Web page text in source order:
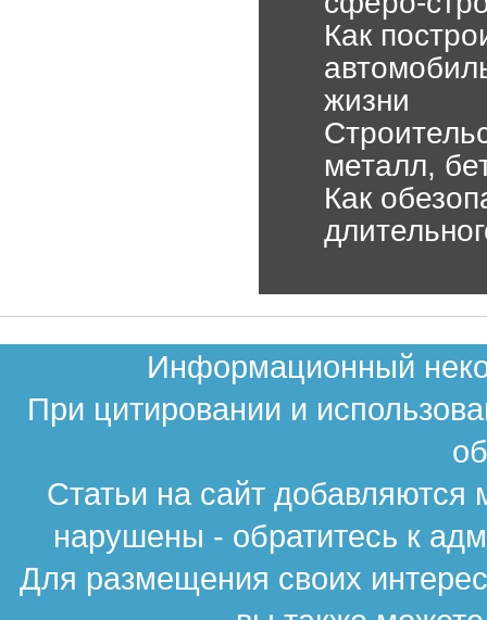
Как
жизни
металл,
Как
Информационный
При цитировании и
Статьи на сайт
нарушены - обратитесь к
Для размещения своих